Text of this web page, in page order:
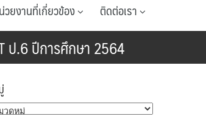
วยงานที่เกี่ยวข้อง ติดต่อเรา
ป.6 ปีการศึกษา 2564